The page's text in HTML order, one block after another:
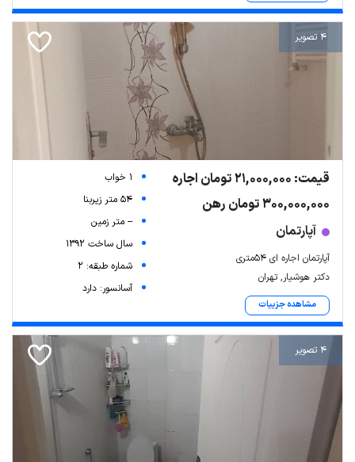
4 تصویر
قیمت: 21,000,000 تومان اجاره
300,000,000 تومان رهن
آپارتمان
آپارتمان اجاره ای 54متری
دکتر هوشیار, تهران
مشاهده جزییات
1 خواب
54 متر زیربنا
-- متر زمین
سال ساخت 1392
شماره طبقه: 2
آسانسور: دارد
4 تصویر